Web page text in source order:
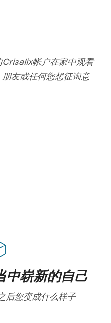
帐户在家中观看
友或任何您想征询意
中崭新的自己
后您变成什么样子